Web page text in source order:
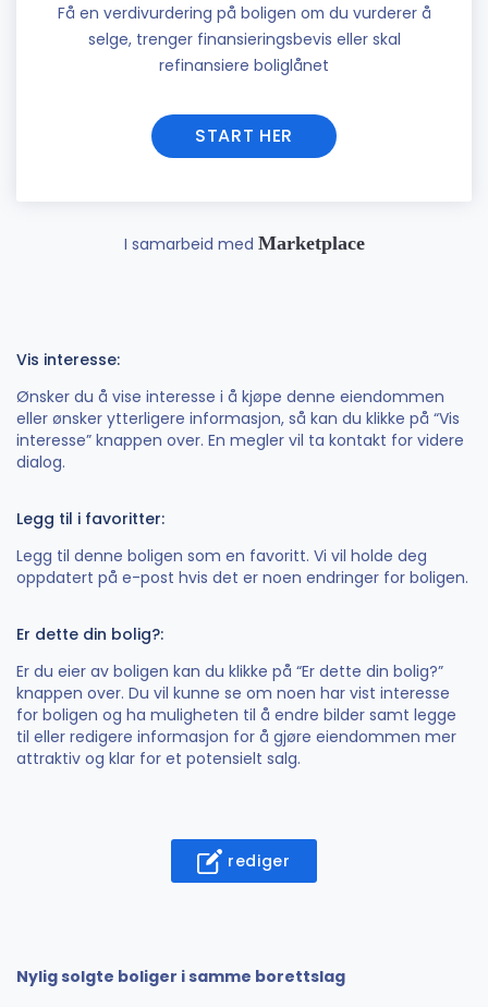
Få en verdivurdering på boligen om du vurderer å
selge, trenger finansieringsbevis eller skal
refinansiere boliglånet
START HER
I samarbeid med Marketplace
Vis interesse:
Ønsker du å vise interesse i å kjøpe denne eiendommen
eller ønsker ytterligere informasjon, så kan du klikke på “Vis
interesse” knappen over. En megler vil ta kontakt for videre
dialog.
Legg til i favoritter:
Legg til denne boligen som en favoritt. Vi vil holde deg
oppdatert på e-post hvis det er noen endringer for boligen.
Er dette din bolig?:
Er du eier av boligen kan du klikke på “Er dette din bolig?”
knappen over. Du vil kunne se om noen har vist interesse
for boligen og ha muligheten til å endre bilder samt legge
til eller redigere informasjon for å gjøre eiendommen mer
attraktiv og klar for et potensielt salg.
rediger
Nylig solgte boliger i samme borettslag